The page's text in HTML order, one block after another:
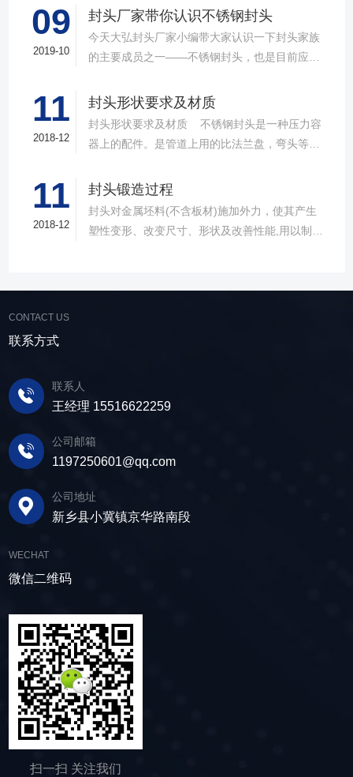
09
2019-10
​封头厂家带你认识不锈钢封头
今天大弘封头厂家小编带大家认识一下封头家族
的主要成员之一——不锈钢封头，也是目前应用
突出。接下来我们就一起来了解下不锈钢封头
吧。不锈钢封头顾名思义主要是用来封堵不锈钢
管道的产品，作用和其他的封头一样，比较大的
用于液体、蒸汽还有气体的介质。在形状上，不
锈钢封头也能分为很多类型，常见的有球形、碟
形、椭圆形、锥壳、球冠型、平盖等几种，这部
耐酸、耐碱与耐高温性能尤为突出，此外其制作
了。
11
2018-12
封头形状要求及材质
封头形状要求及材质 不锈钢封头是一种压力容
器上的配件。是管道上用的比法兰盘，弯头等产
的， 封头制造商的作用与盲板是有异曲同工之效
的。全是到了头了，把管道给封起来，所不同的
是封头焊上之后就不能拆下来了。而盲板是可以
组对的焊接应力叠加
11
2018-12
封头锻造过程
封头对金属坯料(不含板材)施加外力，使其产生
塑性变形、改变尺寸、形状及改善性能,用以制造
脆区)，达到700-800℃时，变形阻力将急剧减
热锻，不加热在室温下的锻造叫冷锻。在低温锻
700℃以下锻造，氧化皮形成少，而且表面无脱
碳现象。因此，只要变形能在成形能范围内，冷
控制好温度和润滑冷却，700℃以下的温锻也可
以获得很好的精度。热锻时，由于变形能和变形
锻2-5万个)与其它温度域的锻造相比是较短的，
但它的自由度大，成本低。坯料在冷锻时要产生
变形和加工硬化，使锻模承受高的荷载，因此，
需要使用高强度的锻模和采用防止磨损和粘结的
硬质润滑膜处理方法。另外，为防止 坯料裂纹，
需要时进行中间退火以保证需要的变形能力。为
保持良好的润滑状态，不锈钢封头可对坯料进行
磷化处理。在用棒料和盘条进行连续加工时，目
CONTACT US
联系方式
联系人
王经理 15516622259
公司邮箱
1197250601@qq.com
公司地址
新乡县小冀镇京华路南段
WECHAT
微信二维码
扫一扫 关注我们